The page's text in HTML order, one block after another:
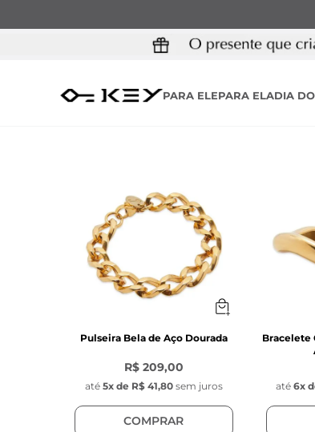
PARA ELEPARA ELADIA
Pulseira Bela de Aço Dourada
R$ 209,00
até 5x de R$ 41,80 sem juros
COMPRAR
Bracelete
até 6x